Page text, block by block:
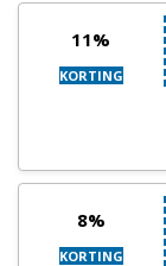
11%
KORTING
8%
KORTING